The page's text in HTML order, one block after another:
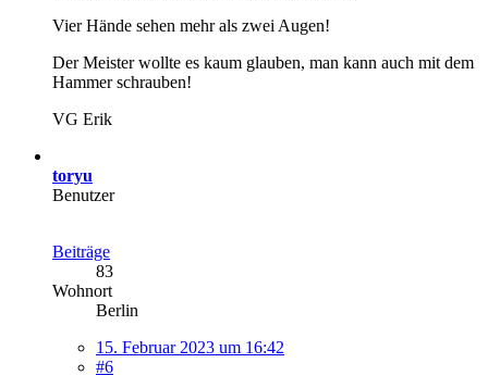
Vier Hände sehen mehr als zwei Augen!
Der Meister wollte es kaum glauben, man kann auch mit dem
Hammer schrauben!
VG Erik
toryu
Benutzer
Beiträge
83
Wohnort
Berlin
15. Februar 2023 um 16:42
#6